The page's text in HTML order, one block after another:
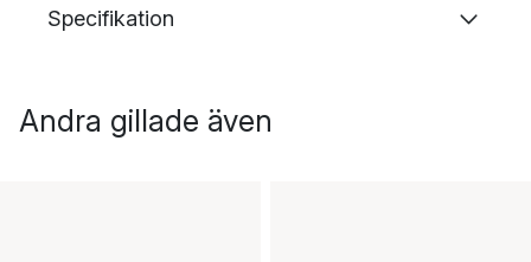
Specifikation
Andra gillade även